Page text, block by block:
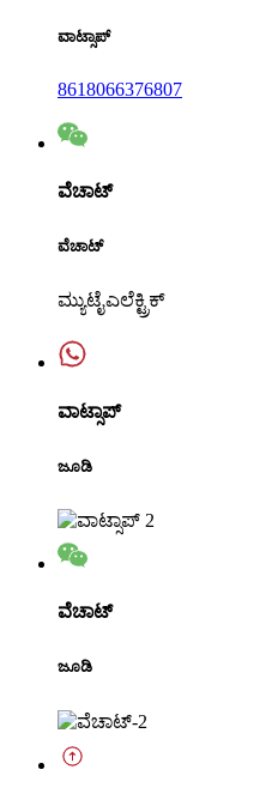
ವಾಟ್ಸಾಪ್
8618066376807
ವೆಚಾಟ್
ವೆಚಾಟ್
ಮ್ಯುಟೈಎಲೆಕ್ಟ್ರಿಕ್
ವಾಟ್ಸಾಪ್
ಜೂಡಿ
ವೆಚಾಟ್
ಜೂಡಿ